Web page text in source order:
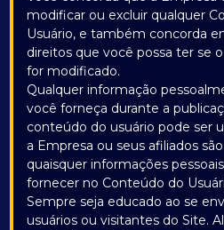
modificar ou excluir qualquer
Usuário, e também concorda
direitos que você possa ter se
for modificado.
Qualquer informação
você forneça durante a
conteúdo do usuário pode ser
a Empresa ou seus afiliados
quaisquer informações
fornecer no Conteúdo do
Sempre seja educado ao se
usuários ou visitantes do Site.